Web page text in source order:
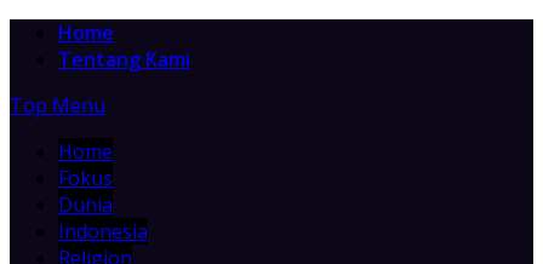
Home
Tentang Kami
Top Menu
Home
Fokus
Dunia
Indonesia
Religion